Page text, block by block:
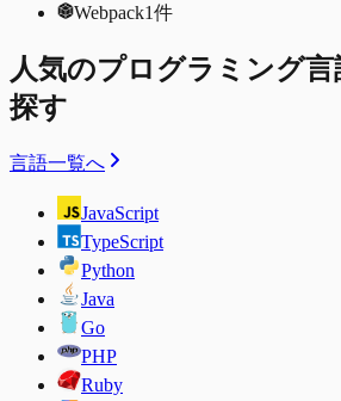
Webpack1件
人気のプログラミング
探す
言語一覧へ
JavaScript
TypeScript
Python
Java
Go
PHP
Ruby